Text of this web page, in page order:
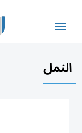
النمل